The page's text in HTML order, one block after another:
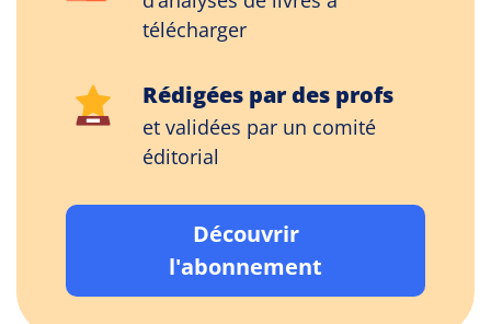
télécharger
Rédigées par des profs
et validées par un comité
éditorial
Découvrir
l'abonnement